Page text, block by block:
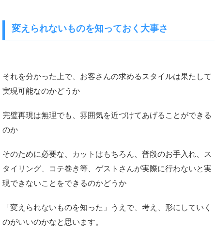
変えられないものを知っておく大事さ
それを分かった上で、お客さんの求めるスタイルは果たして
実現可能なのかどうか
完璧再現は無理でも、雰囲気を近づけてあげることができる
のか
そのために必要な、カットはもちろん、普段のお手入れ、ス
タイリング、コテ巻き等、ゲストさんが実際に行わないと実
現できないことをできるのかどうか
「変えられないものを知った」うえで、考え、形にしていく
のがいいのかなと思います。